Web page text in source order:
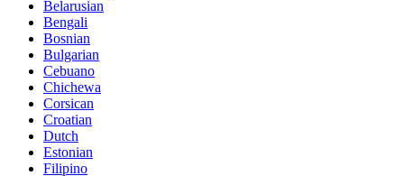
Belarusian
Bengali
Bosnian
Bulgarian
Cebuano
Chichewa
Corsican
Croatian
Dutch
Estonian
Filipino